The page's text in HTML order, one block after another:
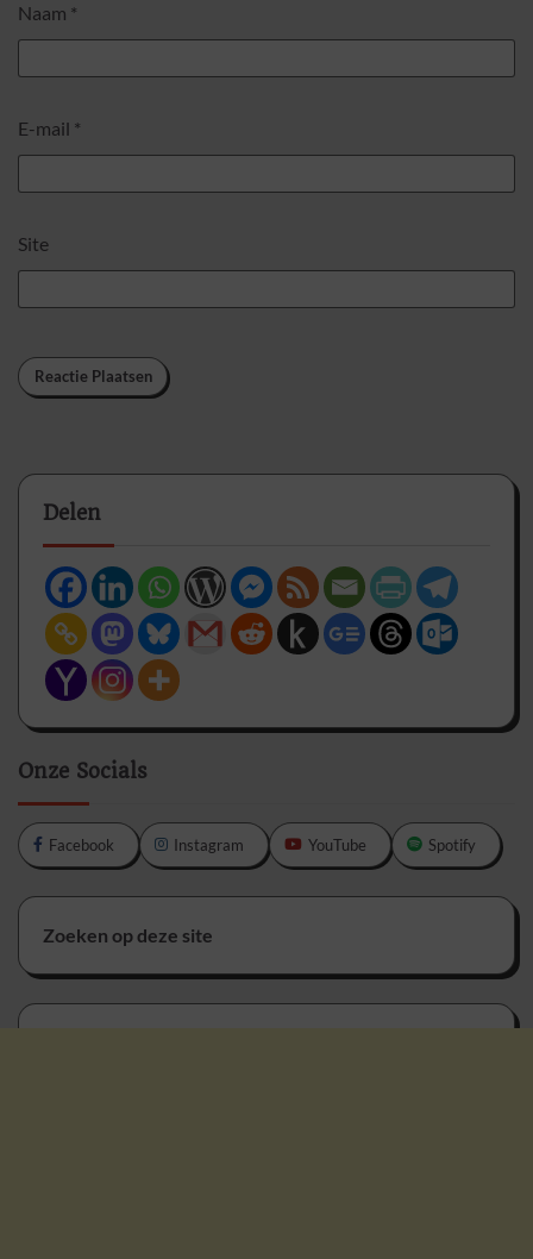
Naam *
E-mail *
Site
Delen
Onze Socials
Facebook Instagram YouTube Spotify
Zoeken op deze site